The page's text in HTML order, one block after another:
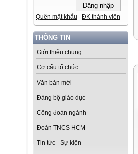
Quên mật khẩu ĐK thành viên
THÔNG TIN
Giới thiệu chung
Cơ cấu tổ chức
Văn bản mới
Đảng bộ giáo dục
Công đoàn ngành
Đoàn TNCS HCM
Tin tức - Sự kiện